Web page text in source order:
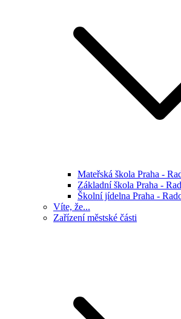
Mateřská škola Praha -
Základní škola Praha -
Školní jídelna Praha -
Víte, že...
Zařízení městské části